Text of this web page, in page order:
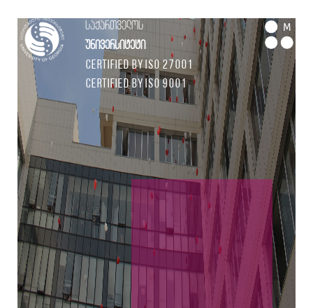
საქართველოს
უნივერსიტეტი
Certified by ISO 27001
Certified by ISO 9001
M